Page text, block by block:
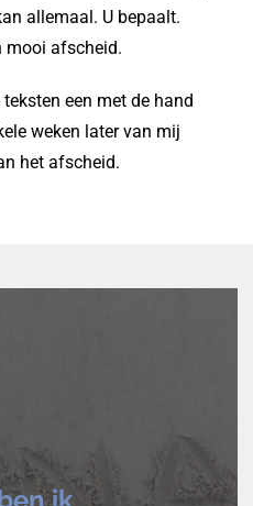
allemaal. U bepaalt.
mooi afscheid.
een met de hand
weken later van mij
het afscheid.
ik